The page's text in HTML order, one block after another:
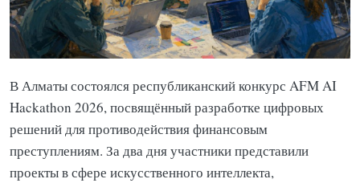
В Алматы состоялся республиканский конкурс AFM AI
Hackathon 2026, посвящённый разработке цифровых
решений для противодействия финансовым
преступлениям. За два дня участники представили
проекты в сфере искусственного интеллекта,